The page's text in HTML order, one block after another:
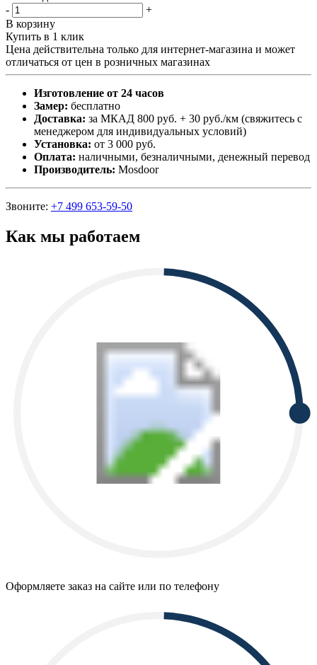
-
+
В корзину
Купить в 1 клик
Цена действительна только для интернет-магазина и может
отличаться от цен в розничных магазинах
Изготовление от 24 часов
Замер: бесплатно
Доставка: за МКАД 800 руб. + 30 руб./км (свяжитесь с
менеджером для индивидуальных условий)
Установка: от 3 000 руб.
Оплата: наличными, безналичными, денежный перевод
Производитель: Mosdoor
Звоните: +7 499 653-59-50
Как мы работаем
Оформляете заказ на сайте или по телефону